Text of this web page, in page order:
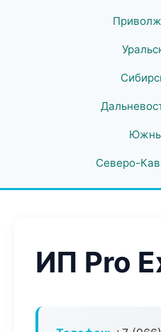
Северо-
ИП Pro